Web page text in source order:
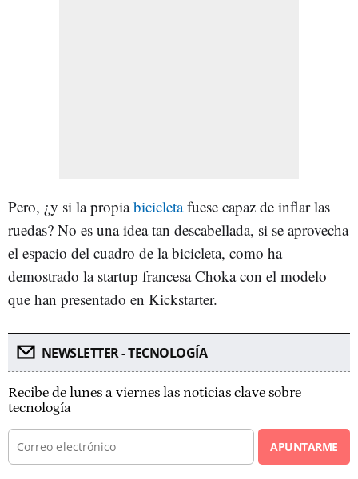
Pero, ¿y si la propiabicicletafuese capaz de inflar las
ruedas? No es una idea tan descabellada, si se aprovecha
el espacio del cuadro de la bicicleta, como ha
demostrado la startup francesa Choka con el modelo
que han presentado en Kickstarter.
NEWSLETTER - TECNOLOGÍA
Recibe de lunes a viernes las noticias clave sobre
tecnología
APUNTARME